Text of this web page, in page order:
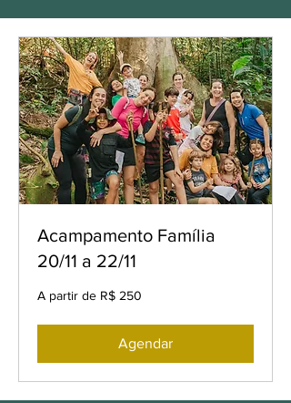
Acampamento Família
20/11 a 22/11
A
partir
A partir de R$ 250
Agendar